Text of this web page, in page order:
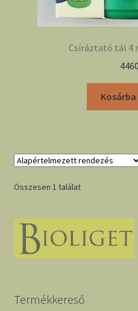
Csíráztató tál 4
4460
Összesen 1 találat
Termékkereső